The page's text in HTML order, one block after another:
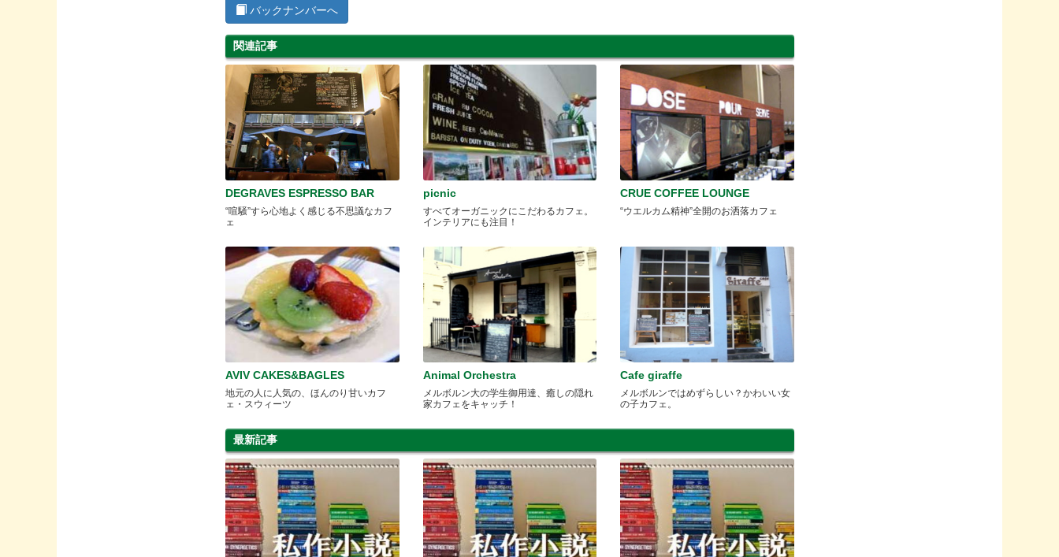
バックナンバーへ
関連記事
DEGRAVES ESPRESSO BAR
“喧騒”すら心地よく感じる不思議なカフ
ェ
picnic
すべてオーガニックにこだわるカフェ。
インテリアにも注目！
CRUE COFFEE LOUNGE
“ウエルカム精神”全開のお洒落カフェ
AVIV CAKES&BAGLES
地元の人に人気の、ほんのり甘いカフ
ェ・スウィーツ
Animal Orchestra
メルボルン大の学生御用達、癒しの隠れ
家カフェをキャッチ！
Cafe giraffe
メルボルンではめずらしい？かわいい女
の子カフェ。
最新記事